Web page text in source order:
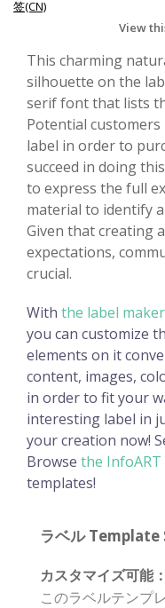
签(CN)
View
This charming
silhouette on the
serif font that lists
Potential
label in order to
succeed in doing
to express the full
material to identify
Given that creating
expectations,
crucial.
With the label
you can customize
elements on it
content, images,
in order to fit your
interesting label in
your creation now!
Browse the
templates!
ラベル
カスタマイズ可能：
このラベルテンプ